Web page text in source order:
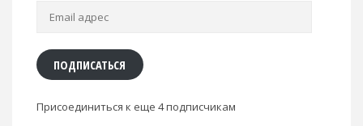
Email
ПОДПИСАТЬСЯ
Присоединиться к еще 4 подписчикам